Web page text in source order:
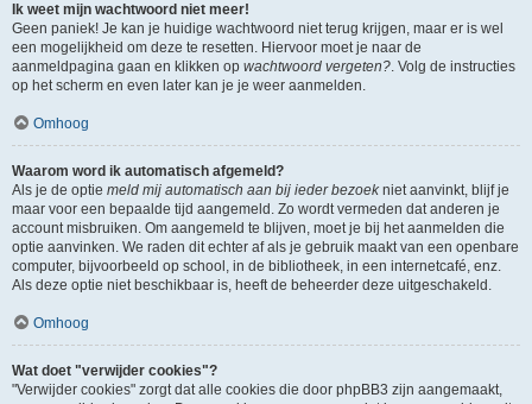
Ik weet mijn wachtwoord niet meer!
Geen paniek! Je kan je huidige wachtwoord niet terug krijgen, maar er is wel
een mogelijkheid om deze te resetten. Hiervoor moet je naar de
aanmeldpagina gaan en klikken op wachtwoord vergeten?. Volg de instructies
op het scherm en even later kan je je weer aanmelden.
Omhoog
Waarom word ik automatisch afgemeld?
Als je de optie meld mij automatisch aan bij ieder bezoekniet aanvinkt, blijf je
maar voor een bepaalde tijd aangemeld. Zo wordt vermeden dat anderen je
account misbruiken. Om aangemeld te blijven, moet je bij het aanmelden die
optie aanvinken. We raden dit echter af als je gebruik maakt van een openbare
computer, bijvoorbeeld op school, in de bibliotheek, in een internetcafé, enz.
Als deze optie niet beschikbaar is, heeft de beheerder deze uitgeschakeld.
Omhoog
Wat doet "verwijder cookies"?
"Verwijder cookies" zorgt dat alle cookies die door phpBB3 zijn aangemaakt,